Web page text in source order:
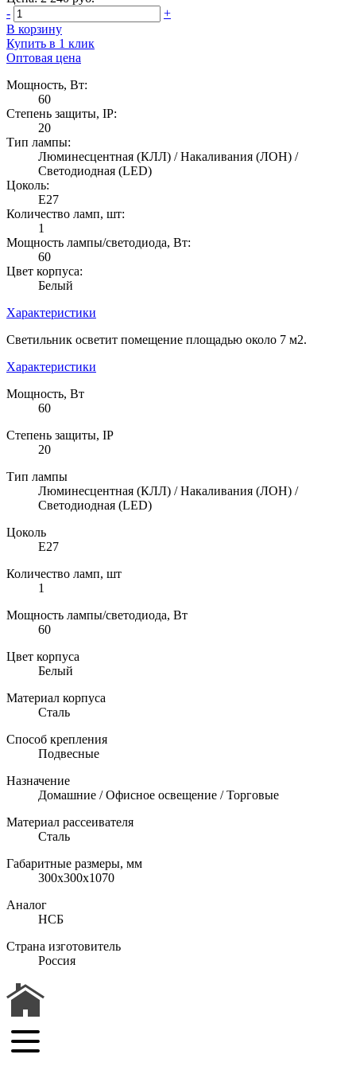
-
+
В корзину
Купить в 1 клик
Оптовая цена
Мощность, Вт:
60
Степень защиты, IP:
20
Тип лампы:
Люминесцентная (КЛЛ) / Накаливания (ЛОН) /
Светодиодная (LED)
Цоколь:
E27
Количество ламп, шт:
1
Мощность лампы/светодиода, Вт:
60
Цвет корпуса:
Белый
Характеристики
Светильник осветит помещение площадью около 7 м2.
Характеристики
Мощность, Вт
60
Степень защиты, IP
20
Тип лампы
Люминесцентная (КЛЛ) / Накаливания (ЛОН) /
Светодиодная (LED)
Цоколь
E27
Количество ламп, шт
1
Мощность лампы/светодиода, Вт
60
Цвет корпуса
Белый
Материал корпуса
Сталь
Способ крепления
Подвесные
Назначение
Домашние / Офисное освещение / Торговые
Материал рассеивателя
Сталь
Габаритные размеры, мм
300x300x1070
Аналог
НСБ
Страна изготовитель
Россия